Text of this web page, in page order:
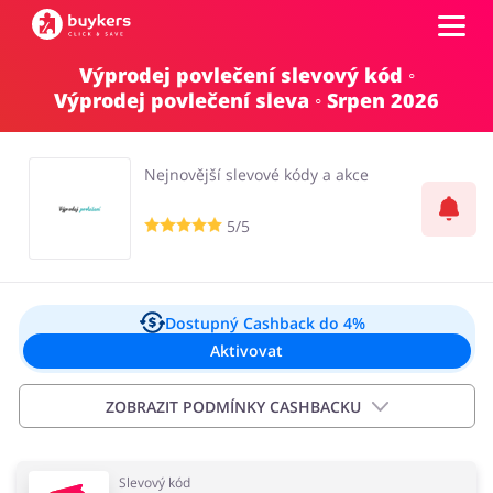
Kategorie
Kancelářské potřeby
Registrovat
Výprodej povlečení slevový kód ◦
Výprodej povlečení sleva ◦ Srpen 2026
Nejnovější slevové kódy a akce
5/5
Dostupný Cashback do 4%
Aktivovat
ZOBRAZIT PODMÍNKY CASHBACKU
Důležité informace:
Slevový kód